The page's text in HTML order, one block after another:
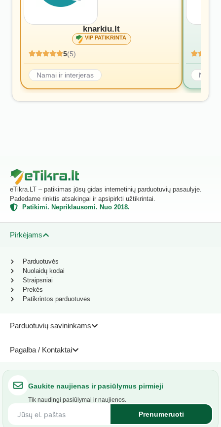
knarkiu.lt
VIP PATIKRINTA
5(5)
Namai ir interjeras
eTikra.LT – patikimas jūsų gidas internetinių parduotuvių pasaulyje.
Padedame rinktis atsakingai ir apsipirkti užtikrintai.
Patikimi. Nepriklausomi. Nuo 2018.
Pirkėjams
Parduotuvių savininkams
Pagalba / Kontaktai
Parduotuvės
Nuolaidų kodai
Straipsniai
Prekės
Patikrintos parduotuvės
Gaukite naujienas ir pasiūlymus pirmieji
Tik naudingi pasiūlymai ir naujienos.
Prenumeruoti